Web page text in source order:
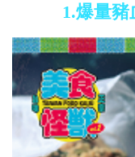
1.爆量豬